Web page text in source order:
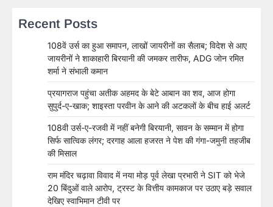
Recent Posts
108वें उर्स का हुआ समापन, लाखों जायरीनों का सैलाब; विदेश से आए
जायरीनों ने शाकाहारी बिरयानी की जमकर तारीफ, ADG जोन रमित
शर्मा ने संभाली कमान
प्रयागराज पहुंचा अतीक अहमद के बेटे आबान का शव, आज होगा
सुपुर्द-ए-खाक; शाइस्ता परवीन के आने की अटकलों के बीच हाई अलर्ट
108वी उर्स-ए-रजवी में नहीं बनेगी बिरयानी, सावन के सम्मान में होगा
सिर्फ सात्विक लंगर; दरगाह आला हजरत ने पेश की गंगा-जमुनी तहजीब
की मिसाल
राम मंदिर चढ़ावा विवाद में नया मोड़ पूर्व लेखा प्रभारी ने SIT को भेजे
20 बिंदुओं वाले आरोप, ट्रस्ट के वित्तीय कामकाज पर उठाए बड़े सवाल
देखिए स्वाभिमान टीवी पर